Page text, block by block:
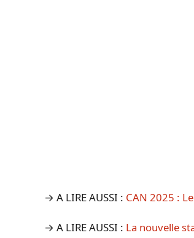
→ A LIRE AUSSI : CAN 2025 :
→ A LIRE AUSSI : La nouvelle